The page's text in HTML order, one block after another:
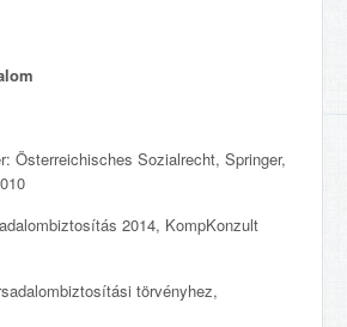
Österreichisches Sozialrecht, Springer,
2014, KompKonzult
törvényhez,